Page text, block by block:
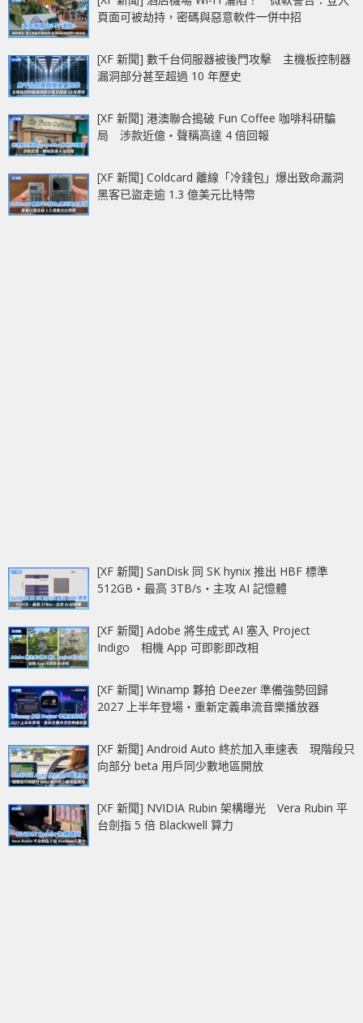
頁面可被劫持，密碼與惡意軟件一併中招
[XF 新聞] 數千台伺服器被後門攻擊 主機板控制器
漏洞部分甚至超過 10 年歷史
[XF 新聞] 港澳聯合搗破 Fun Coffee 咖啡科研騙
局 涉款近億‧聲稱高達 4 倍回報
[XF 新聞] Coldcard 離線「冷錢包」爆出致命漏洞
黑客已盜走逾 1.3 億美元比特幣
[XF 新聞] SanDisk 同 SK hynix 推出 HBF 標準
512GB‧最高 3TB/s‧主攻 AI 記憶體
[XF 新聞] Adobe 將生成式 AI 塞入 Project
Indigo 相機 App 可即影即改相
[XF 新聞] Winamp 夥拍 Deezer 準備強勢回歸
2027 上半年登場‧重新定義串流音樂播放器
[XF 新聞] Android Auto 終於加入車速表 現階段只
向部分 beta 用戶同少數地區開放
[XF 新聞] NVIDIA Rubin 架構曝光 Vera Rubin 平
台劍指 5 倍 Blackwell 算力